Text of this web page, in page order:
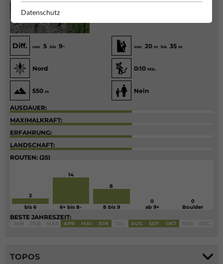
Diff. von 5 bis 9- von 20 m bis 35 m
Nord 0:10 Min.
550 m Nein
AUSDAUER:
MAXIMALKRAFT:
ERFAHRUNG:
LANDSCHAFT:
ROUTEN: (25)
3
bis 6
14
6+ bis 8-
8
8 bis 9
0
ab 9+
0
Boulder
BESTE JAHRESZEIT:
APR MAI JUN AUG SEP OKT
TOPOS
Datenschutz